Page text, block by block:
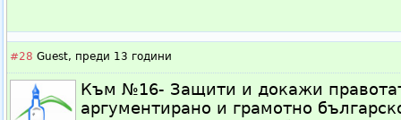
#28 Guest, преди 13 години
Към №16- Защити и докажи
аргументирано и грамотно